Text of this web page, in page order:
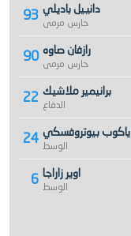
93 دانييل باديلي
حارس مرمى
90 رازفان صاوه
حارس مرمى
22 برانيمير ملاشيك
الدفاع
24 ياكوب بيوتروفسكي
الوسط
6 اوير زاراجا
الوسط